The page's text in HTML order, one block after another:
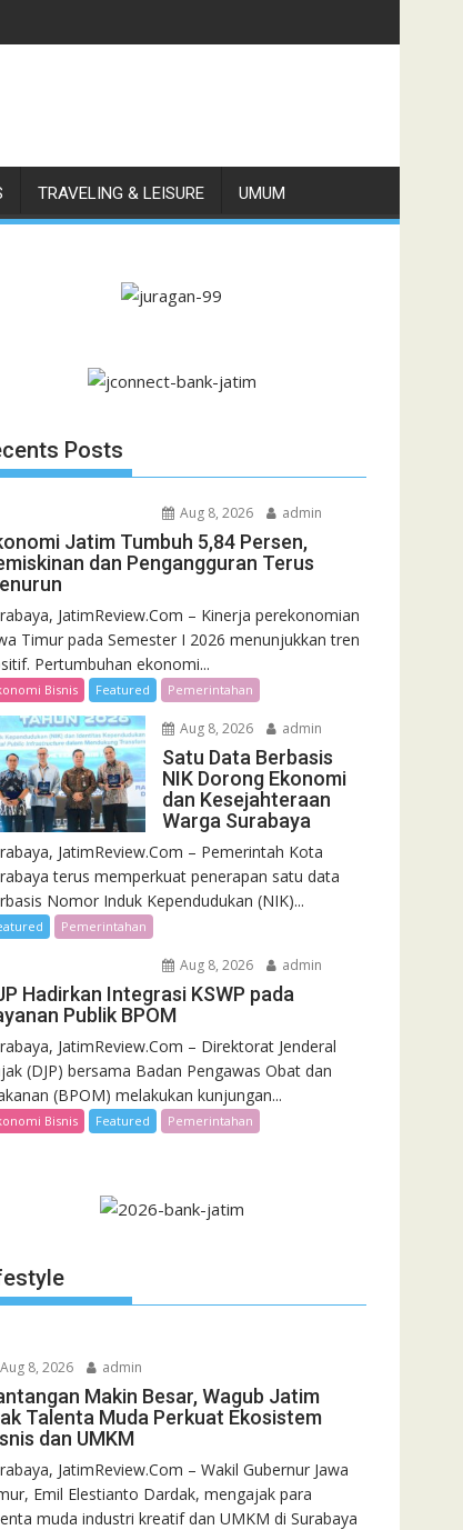
TRAVELING & LEISURE UMUM
Posts
Aug 8, 2026 admin
Jatim Tumbuh 5,84 Persen,
dan Pengangguran Terus
JatimReview.Com – Kinerja perekonomian
Timur pada Semester I 2026 menunjukkan tren
Pertumbuhan ekonomi...
Bisnis Featured Pemerintahan
Aug 8, 2026 admin
Satu Data Berbasis
NIK Dorong Ekonomi
dan Kesejahteraan
Warga Surabaya
JatimReview.Com – Pemerintah Kota
terus memperkuat penerapan satu data
Nomor Induk Kependudukan (NIK)...
Pemerintahan
Aug 8, 2026 admin
Hadirkan Integrasi KSWP pada
Publik BPOM
JatimReview.Com – Direktorat Jenderal
(DJP) bersama Badan Pengawas Obat dan
(BPOM) melakukan kunjungan...
Bisnis Featured Pemerintahan
Aug 8, 2026 admin
Makin Besar, Wagub Jatim
Talenta Muda Perkuat Ekosistem
dan UMKM
JatimReview.Com – Wakil Gubernur Jawa
Emil Elestianto Dardak, mengajak para
muda industri kreatif dan UMKM di Surabaya